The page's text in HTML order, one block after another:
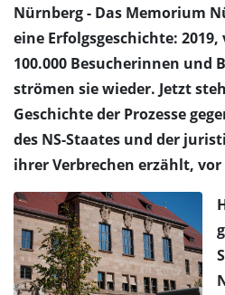
Nürnberg- Das Memorium
eine Erfolgsgeschichte:
100.000 Besucherinnen und
strömen sie wieder. Jetzt
Geschichte der Prozesse
des NS-Staates und der
ihrer Verbrechen erzählt,